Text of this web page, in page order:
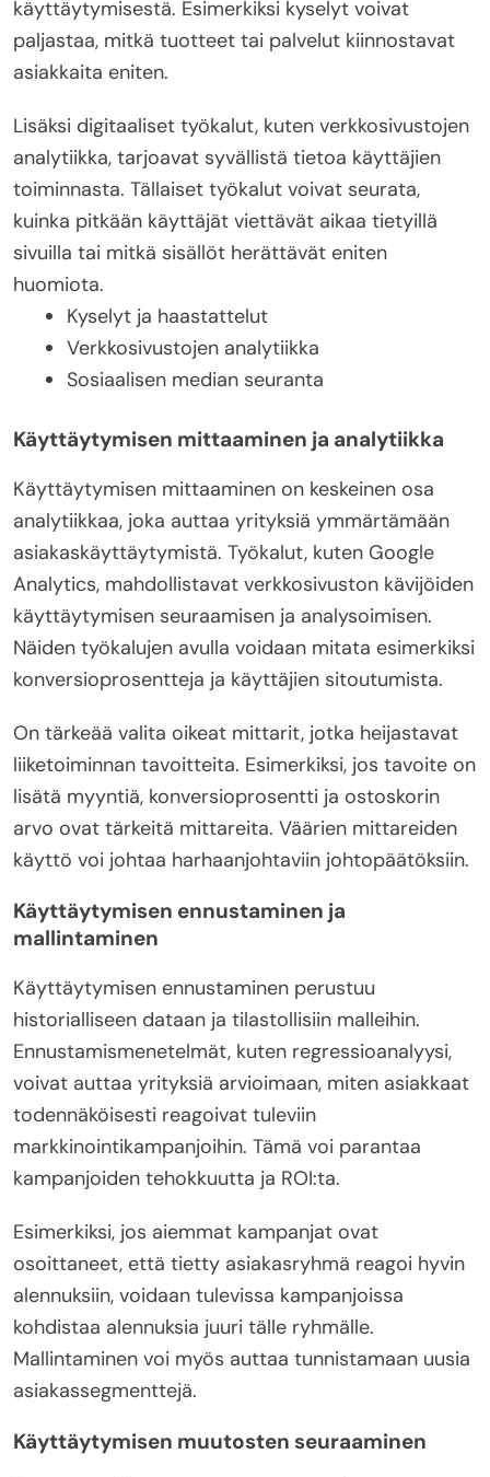
käyttäytymisestä. Esimerkiksi kyselyt voivat
paljastaa, mitkä tuotteet tai palvelut kiinnostavat
asiakkaita eniten.
Lisäksi digitaaliset työkalut, kuten verkkosivustojen
analytiikka, tarjoavat syvällistä tietoa käyttäjien
toiminnasta. Tällaiset työkalut voivat seurata,
kuinka pitkään käyttäjät viettävät aikaa tietyillä
sivuilla tai mitkä sisällöt herättävät eniten
huomiota.
Kyselyt ja haastattelut
Verkkosivustojen analytiikka
Sosiaalisen median seuranta
Käyttäytymisen mittaaminen ja analytiikka
Käyttäytymisen mittaaminen on keskeinen osa
analytiikkaa, joka auttaa yrityksiä ymmärtämään
asiakaskäyttäytymistä. Työkalut, kuten Google
Analytics, mahdollistavat verkkosivuston kävijöiden
käyttäytymisen seuraamisen ja analysoimisen.
Näiden työkalujen avulla voidaan mitata esimerkiksi
konversioprosentteja ja käyttäjien sitoutumista.
On tärkeää valita oikeat mittarit, jotka heijastavat
liiketoiminnan tavoitteita. Esimerkiksi, jos tavoite on
lisätä myyntiä, konversioprosentti ja ostoskorin
arvo ovat tärkeitä mittareita. Väärien mittareiden
käyttö voi johtaa harhaanjohtaviin johtopäätöksiin.
Käyttäytymisen ennustaminen ja
mallintaminen
Käyttäytymisen ennustaminen perustuu
historialliseen dataan ja tilastollisiin malleihin.
Ennustamismenetelmät, kuten regressioanalyysi,
voivat auttaa yrityksiä arvioimaan, miten asiakkaat
todennäköisesti reagoivat tuleviin
markkinointikampanjoihin. Tämä voi parantaa
kampanjoiden tehokkuutta ja ROI:ta.
Esimerkiksi, jos aiemmat kampanjat ovat
osoittaneet, että tietty asiakasryhmä reagoi hyvin
alennuksiin, voidaan tulevissa kampanjoissa
kohdistaa alennuksia juuri tälle ryhmälle.
Mallintaminen voi myös auttaa tunnistamaan uusia
asiakassegmenttejä.
Käyttäytymisen muutosten seuraaminen